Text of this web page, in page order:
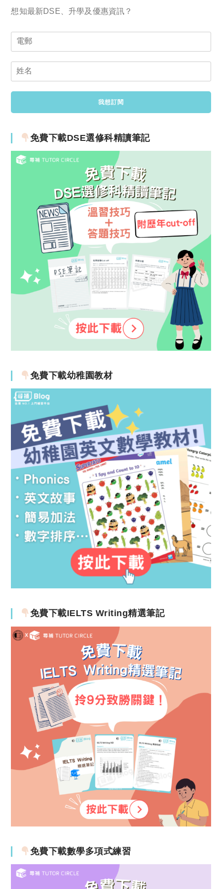
想知最新DSE、升學及優惠資訊？
免費下載DSE選修科精讀筆記
免費下載幼稚園教材
免費下載IELTS Writing精選筆記
免費下載數學多項式練習